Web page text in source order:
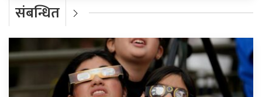
संबन्धित